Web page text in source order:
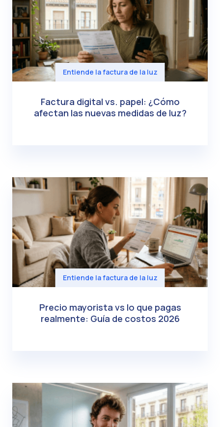
Entiende la factura de la luz
Factura digital vs. papel: ¿Cómo
afectan las nuevas medidas de luz?
Entiende la factura de la luz
Precio mayorista vs lo que pagas
realmente: Guía de costos 2026